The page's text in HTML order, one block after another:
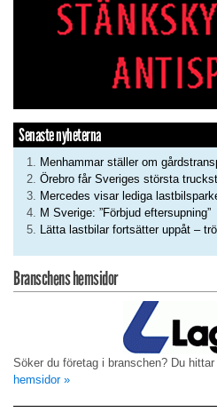
Senaste nyheterna
Menhammar ställer om
Örebro får Sveriges största
Mercedes visar lediga
M Sverige: ”Förbjud eftersupning”
Lätta lastbilar fortsätter uppåt –
Branschens hemsidor
Söker du företag i branschen? Du hittar
hemsidor »